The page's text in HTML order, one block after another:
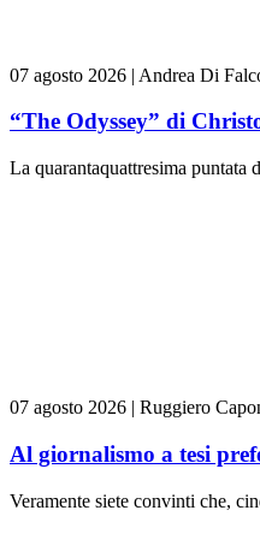
07 agosto 2026 | Andrea Di
“The Odyssey” di
La quarantaquattresima puntata
07 agosto 2026 | Ruggiero
Al giornalismo a tesi
Veramente siete convinti che,